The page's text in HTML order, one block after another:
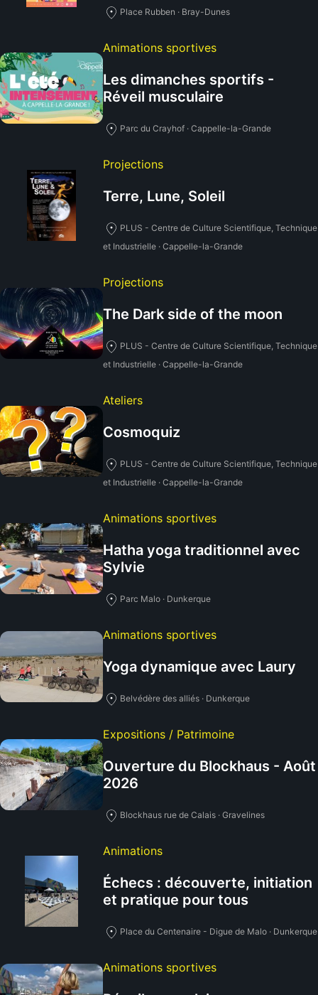
Place Rubben · Bray-Dunes
Animations sportives
Les dimanches sportifs -
Réveil musculaire
Parc du Crayhof · Cappelle-la-Grande
Projections
Terre, Lune, Soleil
PLUS - Centre de Culture Scientifique, Technique
et Industrielle · Cappelle-la-Grande
Projections
The Dark side of the moon
PLUS - Centre de Culture Scientifique, Technique
et Industrielle · Cappelle-la-Grande
Ateliers
Cosmoquiz
PLUS - Centre de Culture Scientifique, Technique
et Industrielle · Cappelle-la-Grande
Animations sportives
Hatha yoga traditionnel avec
Sylvie
Parc Malo · Dunkerque
Animations sportives
Yoga dynamique avec Laury
Belvédère des alliés · Dunkerque
Expositions / Patrimoine
Ouverture du Blockhaus - Août
2026
Blockhaus rue de Calais · Gravelines
Animations
Échecs : découverte, initiation
et pratique pour tous
Place du Centenaire - Digue de Malo · Dunkerque
Animations sportives